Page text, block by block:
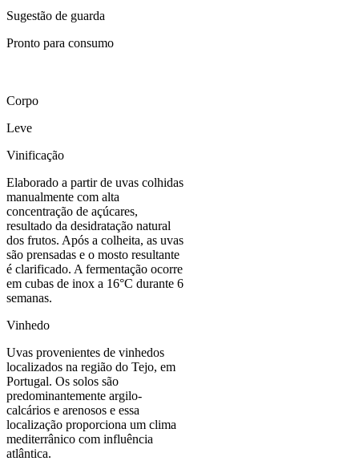
Sugestão de guarda
Pronto para consumo
Corpo
Leve
Vinificação
Elaborado a partir de uvas colhidas
manualmente com alta
concentração de açúcares,
resultado da desidratação natural
dos frutos. Após a colheita, as uvas
são prensadas e o mosto resultante
é clarificado. A fermentação ocorre
em cubas de inox a 16°C durante 6
semanas.
Vinhedo
Uvas provenientes de vinhedos
localizados na região do Tejo, em
Portugal. Os solos são
predominantemente argilo-
calcários e arenosos e essa
localização proporciona um clima
mediterrânico com influência
atlântica.